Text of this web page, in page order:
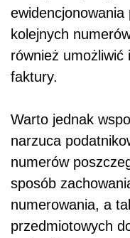
kolejnych
również umożliwić
faktury.
Warto jednak
narzuca
numerów
sposób
numerowania, a
przedmiotowych